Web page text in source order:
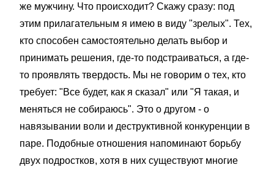
же мужчину. Что происходит? Скажу сразу: под
этим прилагательным я имею в виду "зрелых". Тех,
кто способен самостоятельно делать выбор и
принимать решения, где-то подстраиваться, а где-
то проявлять твердость. Мы не говорим о тех, кто
требует: "Все будет, как я сказал" или "Я такая, и
меняться не собираюсь". Это о другом - о
навязывании воли и деструктивной конкуренции в
паре. Подобные отношения напоминают борьбу
двух подростков, хотя в них существуют многие